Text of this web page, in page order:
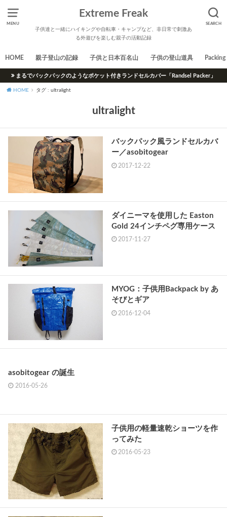
MENU SEARCH
Extreme Freak
子供達と一緒にハイキングや自転車・キャンプなど、非日常で刺激あ
る外遊びを楽しむ親子の活動記録
HOME 親子登山の記録 子供と日本百名山 子供の登山道具 Packing
まるでバックパックのようなポケット付きランドセルカバー「Randsel Packer」
HOME タグ : ultralight
ultralight
バックパック風ランドセルカバ
ー／asobitogear
2017-12-22
ダイニーマを使用した Easton
Gold 24インチペグ専用ケース
2017-11-27
MYOG：子供用Backpack by あ
そびとギア
2016-12-04
asobitogear の誕生
2016-05-26
子供用の軽量速乾ショーツを作
ってみた
2016-05-23